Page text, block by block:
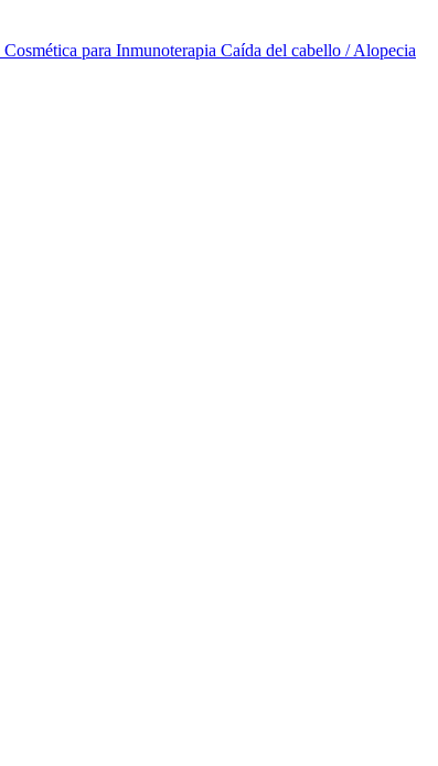
Cosmética para Inmunoterapia Caída del cabello / Alopecia